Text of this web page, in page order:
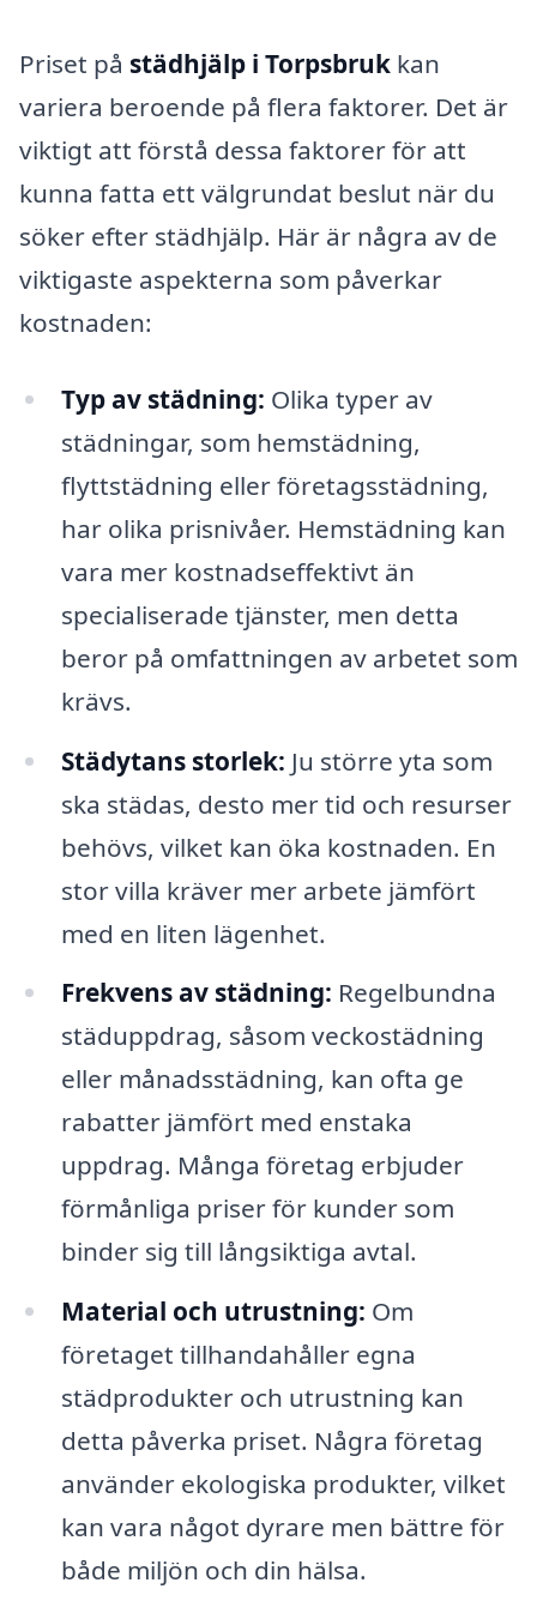
Priset på städhjälp i Torpsbruk kan
variera beroende på flera faktorer. Det är
viktigt att förstå dessa faktorer för att
kunna fatta ett välgrundat beslut när du
söker efter städhjälp. Här är några av de
viktigaste aspekterna som påverkar
kostnaden:
Typ av städning: Olika typer av
städningar, som hemstädning,
flyttstädning eller företagsstädning,
har olika prisnivåer. Hemstädning kan
vara mer kostnadseffektivt än
specialiserade tjänster, men detta
beror på omfattningen av arbetet som
krävs.
Städytans storlek: Ju större yta som
ska städas, desto mer tid och resurser
behövs, vilket kan öka kostnaden. En
stor villa kräver mer arbete jämfört
med en liten lägenhet.
Frekvens av städning: Regelbundna
städuppdrag, såsom veckostädning
eller månadsstädning, kan ofta ge
rabatter jämfört med enstaka
uppdrag. Många företag erbjuder
förmånliga priser för kunder som
binder sig till långsiktiga avtal.
Material och utrustning: Om
företaget tillhandahåller egna
städprodukter och utrustning kan
detta påverka priset. Några företag
använder ekologiska produkter, vilket
kan vara något dyrare men bättre för
både miljön och din hälsa.